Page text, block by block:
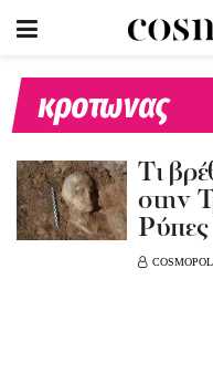
κροτωνας
Tι
στην
Ρύπες